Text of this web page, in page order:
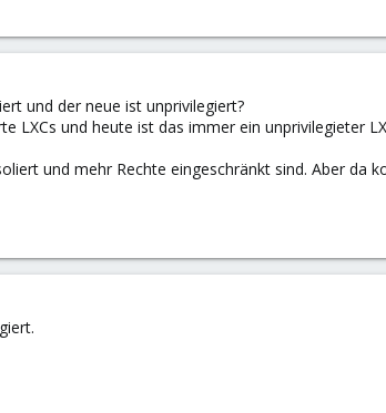
und der neue ist unprivilegiert?
LXCs und heute ist das immer ein unprivilegieter
und mehr Rechte eingeschränkt sind. Aber da